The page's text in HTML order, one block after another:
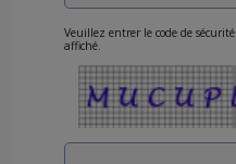
Veuillez entrer le code de sécurité
affiché.